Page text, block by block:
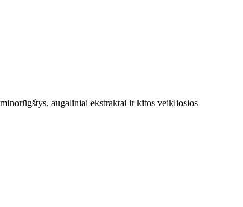
augaliniai ekstraktai ir kitos veikliosios